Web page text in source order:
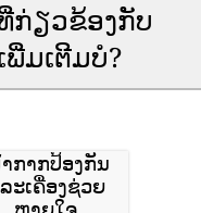
ກ່ຽວຂ້ອງກັບ
ມເຕີມບໍ?
ກາກປ້ອງກັນ
ະເຄື່ອງຊ່ວຍ